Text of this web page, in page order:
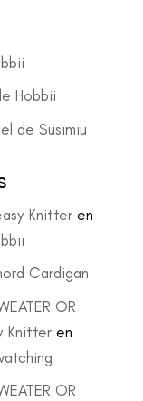
Hobbii
de Susimiu
Knitteren
Cardigan
OR
Knitteren
OR